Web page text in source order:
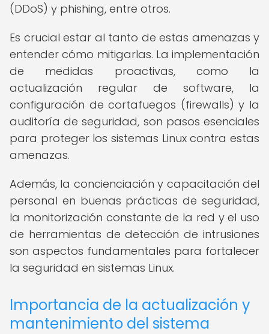
(DDoS) y phishing, entre otros.
Es crucial estar al tanto de estas amenazas y
entender cómo mitigarlas. La implementación
de medidas proactivas, como la
actualización regular de software, la
configuración de cortafuegos (firewalls) y la
auditoría de seguridad, son pasos esenciales
para proteger los sistemas Linux contra estas
amenazas.
Además, la concienciación y capacitación del
personal en buenas prácticas de seguridad,
la monitorización constante de la red y el uso
de herramientas de detección de intrusiones
son aspectos fundamentales para fortalecer
la seguridad en sistemas Linux.
Importancia de la actualización y
mantenimiento del sistema